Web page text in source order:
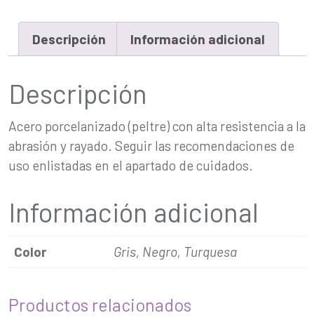
Descripción Información adicional
Descripción
Acero porcelanizado (peltre) con alta resistencia a la
abrasión y rayado. Seguir las recomendaciones de
uso enlistadas en el apartado de cuidados.
Información adicional
Color Gris, Negro, Turquesa
Productos relacionados